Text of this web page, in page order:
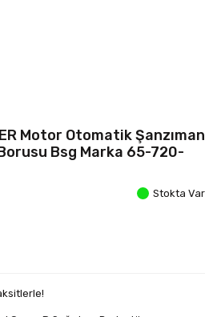
Motor Otomatik Şanzıman
Bsg Marka 65-720-
Stokta Var